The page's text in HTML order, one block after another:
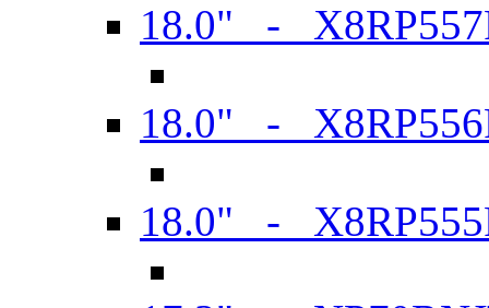
18.0" -
18.0" -
18.0" -